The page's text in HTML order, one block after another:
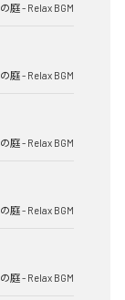
庭 - Relax BGM
庭 - Relax BGM
庭 - Relax BGM
庭 - Relax BGM
庭 - Relax BGM